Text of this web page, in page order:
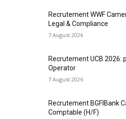
Recrutement WWF
Legal & Compliance
7 August 2026
Recrutement UCB 2026:
Operator
7 August 2026
Recrutement BGFIBank
Comptable (H/F)